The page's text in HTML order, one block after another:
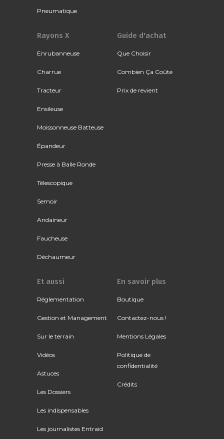
Pneumatique
Rayons X
Enrubanneuse
Charrue
Tracteur
Ensileuse
Moissonneuse Batteuse
Épandeur
Presse à Balle Ronde
Télescopique
Semoir
Andaineur
Faucheuse
Déchaumeur
Guide d'achat
Que Choisir
Combien Ça Coûte
Prix de revient
Et aussi
Réglementation
Gestion et Management
Sur le terrain
Vidéos
Astuces
Les Dossiers
Les indispensables
Les journalistes Entraid
En savoir plus
Boutique
Contactez-nous !
Mentions Légales
Politique de
confidentialité
Crédits